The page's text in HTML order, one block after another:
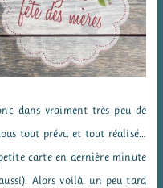
dans vraiment très peu de
tout prévu et tout réalisé…
carte en dernière minute
Alors voilà, un peu tard